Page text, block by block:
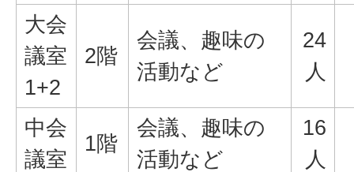
大会
議室
1+2
2階
会議、趣味の
活動など
24
人
中会
議室
1階
会議、趣味の
活動など
16
人